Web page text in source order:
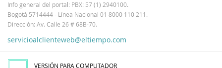
Info general del portal: PBX: 57 (1) 2940100.
Bogotá 5714444 - Línea Nacional 01 8000 110 211.
Dirección: Av. Calle 26 # 68B-70.
servicioalclienteweb@eltiempo.com
VERSIÓN PARA COMPUTADOR